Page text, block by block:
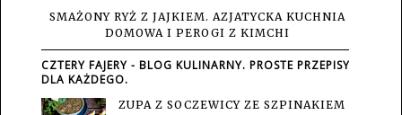
SMAŻONY RYŻ Z JAJKIEM. AZJATYCKA KUCHNIA
DOMOWA I PEROGI Z KIMCHI
CZTERY FAJERY - BLOG KULINARNY. PROSTE PRZEPISY
DLA KAŻDEGO.
ZUPA Z SOCZEWICY ZE SZPINAKIEM